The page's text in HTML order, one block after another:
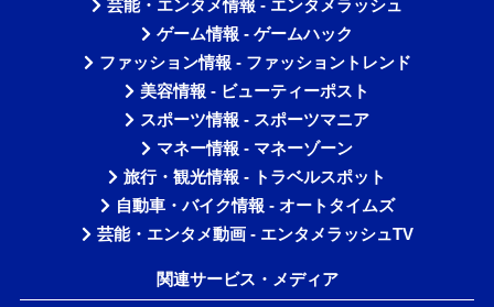
芸能・エンタメ情報 - エンタメラッシュ
ゲーム情報 - ゲームハック
ファッション情報 - ファッショントレンド
美容情報 - ビューティーポスト
スポーツ情報 - スポーツマニア
マネー情報 - マネーゾーン
旅行・観光情報 - トラベルスポット
自動車・バイク情報 - オートタイムズ
芸能・エンタメ動画 - エンタメラッシュTV
関連サービス・メディア